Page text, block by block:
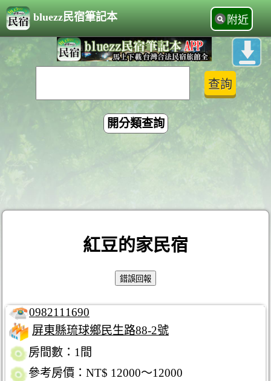
bluezz民宿筆記本 附近
開分類查詢
紅豆的家民宿
0982111690
屏東縣琉球鄉民生路88-2號
房間數：1間
參考房價：NT$ 12000～12000